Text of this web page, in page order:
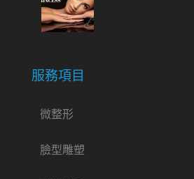
服務項目
微整形
臉型雕塑